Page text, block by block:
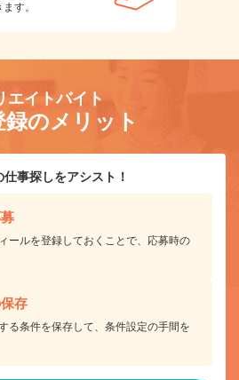
す。
エイトバイト
録のメリット
事探しをアシスト！
ールを登録しておくことで、応募時の
存
る条件を保存して、条件設定の手間を